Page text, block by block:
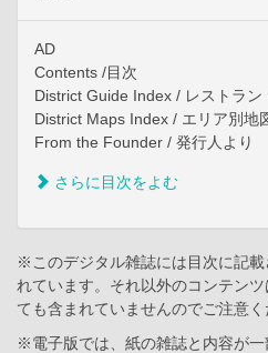
AD
Contents /目次
District Guide Index / レストラン
District Maps Index / エリア別地
From the Founder / 発行人より
さらに目次をよむ
※このデジタル雑誌には目次に記
れています。それ以外のコンテン
ても含まれていませんのでご注意く
※電子版では、紙の雑誌と内容が